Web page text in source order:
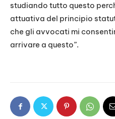
studiando tutto questo
attuativa del principio
che gli avvocati mi
arrivare a questo”.